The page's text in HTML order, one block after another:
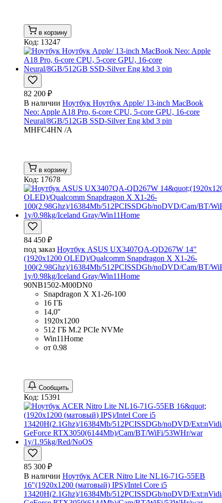
в корзину
Код: 13247
82 200 ₽
В наличии Ноутбук Ноутбук Apple/ 13-inch MacBook
Neo: Apple A18 Pro, 6-core CPU, 5-core GPU, 16-core
Neural/8GB/512GB SSD-Silver Eng kbd 3 pin
MHFC4HN /A
в корзину
Код: 17678
84 450 ₽
под заказ Ноутбук ASUS UX3407QA-QD267W 14"
(1920x1200 OLED)/Qualcomm Snapdragon X X1-26-
100(2.98Ghz)/16384Mb/512PCISSDGb/noDVD/Cam/BT/
1y/0.98kg/Iceland Gray/Win11Home
90NB1502-M00DN0
Snapdragon X X1-26-100
16 ГБ
14,0''
1920x1200
512 ГБ M.2 PCIe NVMe
Win11Home
от 0.98
Сообщить
Код: 15391
85 300 ₽
В наличии Ноутбук ACER Nitro Lite NL16-71G-55EB
16"(1920x1200 (матовый) IPS)/Intel Core i5
13420H(2.1Ghz)/16384Mb/512PCISSDGb/noDVD/